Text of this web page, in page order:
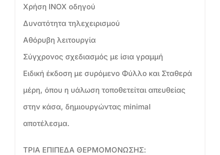
Χρήση INOX οδηγού
Δυνατότητα τηλεχειρισμού
Αθόρυβη λειτουργία
Σύγχρονος σχεδιασμός με ίσια γραμμή
Ειδική έκδοση με συρόμενο Φύλλο και Σταθερά
μέρη, όπου η υάλωση τοποθετείται απευθείας
στην κάσα, δημιουργώντας minimal
αποτέλεσμα.
ΤΡΙΑ ΕΠΙΠΕΔΑ ΘΕΡΜΟΜΟΝΩΣΗΣ: